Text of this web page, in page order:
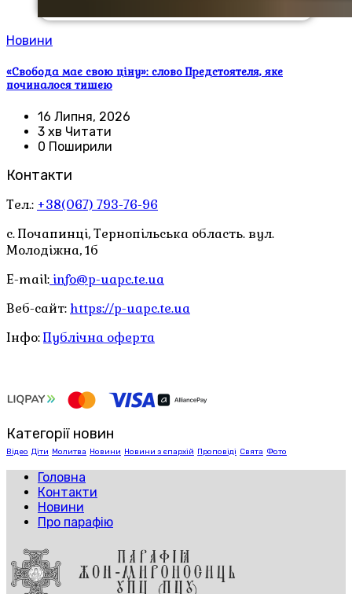
Новини
«Свобода має свою ціну»: слово Предстоятеля, яке
починалося тишею
16 Липня, 2026
3 хв Читати
0 Поширили
Контакти
Тел.: +38(067) 793-76-96
с. Почапинці, Тернопільська область. вул.
Молодіжна, 1б
E-mail: info@p-uapc.te.ua
Веб-сайт: https://p-uapc.te.ua
Інфо:Публічна оферта
Категорії новин
Відео Діти Молитва Новини Новини з єпархій Проповіді Свята Фото
Головна
Контакти
Новини
Про парафію